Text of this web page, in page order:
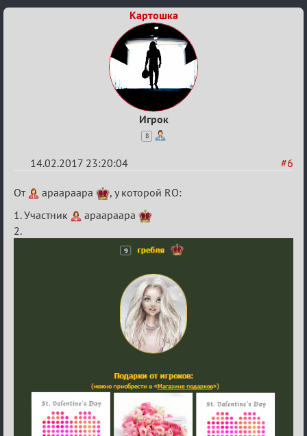
Картошка
Игрок
8
#6
14.02.2017 23:20:04
Re:
Квадрат
Любви
От apaapaapa
, у которой RО:
1. Участник
apaapaapa
2.